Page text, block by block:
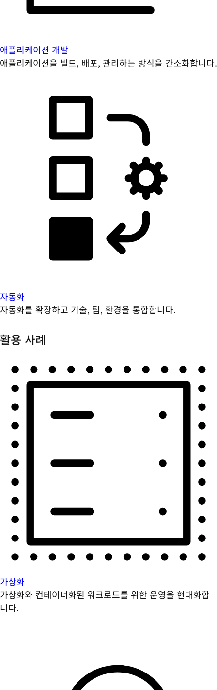
애플리케이션 개발
애플리케이션을 빌드, 배포, 관리하는 방식을 간소화합니다.
자동화
자동화를 확장하고 기술, 팀, 환경을 통합합니다.
활용 사례
가상화
가상화와 컨테이너화된 워크로드를 위한 운영을 현대화합
니다.